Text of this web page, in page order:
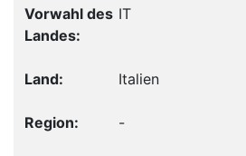
IT
Italien
-